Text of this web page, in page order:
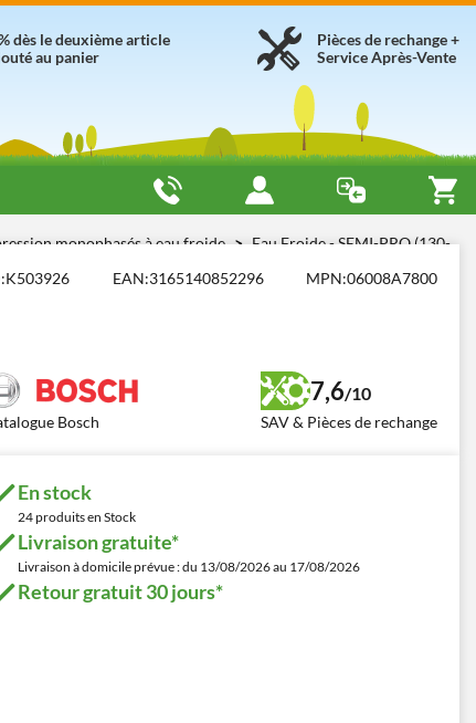
Pièces de rechange +
Service Après-Vente
dès le deuxième article
au panier
monophasés à eau froide
Eau Froide - SEMI-PRO (130-
K503926 EAN:3165140852296 MPN:06008A7800
Bosch
7,6/10
SAV & Pièces de rechange
En stock
24 produits en Stock
Livraison gratuite*
Livraison à domicile prévue : du 13/08/2026 au 17/08/2026
Retour gratuit 30 jours*